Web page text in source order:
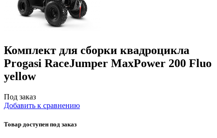
Комплект для сборки квадроцикла
Progasi RaceJumper MaxPower 200 Fluo
yellow
Под заказ
Добавить к сравнению
Товар доступен под заказ